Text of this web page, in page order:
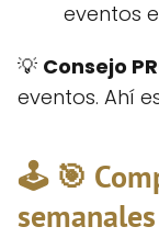
eventos
💡 Consejo
eventos. Ahí
🕹️ 🎯
semanales